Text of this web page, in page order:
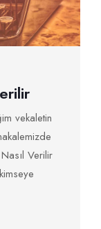
vekaletin
Verilir